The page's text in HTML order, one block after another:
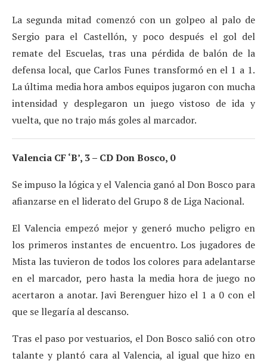
La segunda mitad comenzó con un golpeo al palo de
Sergio para el Castellón, y poco después el gol del
remate del Escuelas, tras una pérdida de balón de la
defensa local, que Carlos Funes transformó en el 1 a 1.
La última media hora ambos equipos jugaron con mucha
intensidad y desplegaron un juego vistoso de ida y
vuelta, que no trajo más goles al marcador.
Valencia CF ‘B’, 3 – CD Don Bosco, 0
Se impuso la lógica y el Valencia ganó al Don Bosco para
afianzarse en el liderato del Grupo 8 de Liga Nacional.
El Valencia empezó mejor y generó mucho peligro en
los primeros instantes de encuentro. Los jugadores de
Mista las tuvieron de todos los colores para adelantarse
en el marcador, pero hasta la media hora de juego no
acertaron a anotar. Javi Berenguer hizo el 1 a 0 con el
que se llegaría al descanso.
Tras el paso por vestuarios, el Don Bosco salió con otro
talante y plantó cara al Valencia, al igual que hizo en